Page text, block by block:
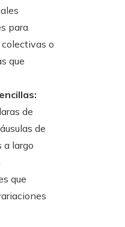
para
o
que
de
de
a largo
que